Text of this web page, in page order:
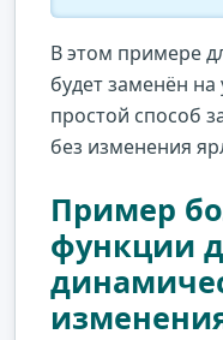
В этом примере
будет заменён
простой способ
без изменения
Пример
функции